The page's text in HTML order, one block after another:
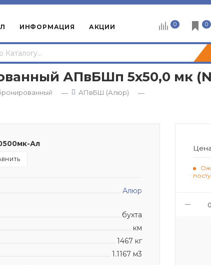
ИНФОРМАЦИЯ АКЦИИ 0 0
АПвБШп 5х50,0 мк
— АПвБШ (Алюр)
—
Ал
Алюр
бухта
км
1467 кг
1.1167 м3